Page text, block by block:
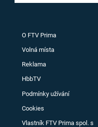
O FTV Prima
Volná místa
Reklama
HbbTV
Podmínky užívání
Cookies
Vlastník FTV Prima spol. s